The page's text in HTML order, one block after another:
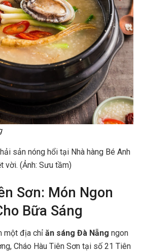
sản nóng hổi tại Nhà hàng Bé Anh
vời. (Ảnh: Sưu tầm)
Sơn: Món Ngon
Bữa Sáng
một địa chỉ ăn sáng Đà Nẵng ngon
Cháo Hàu Tiên Sơn tại số 21 Tiên